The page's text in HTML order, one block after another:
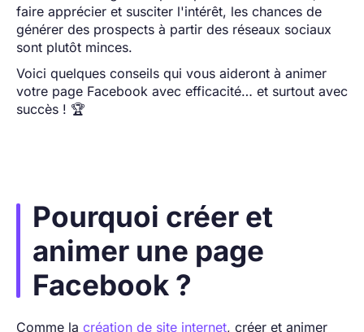
faire apprécier et susciter l'intérêt, les chances de
générer des prospects à partir des réseaux sociaux
sont plutôt minces.
Voici quelques conseils qui vous aideront à animer
votre page Facebook avec efficacité… et surtout avec
succès ! 🏆
Pourquoi créer et
animer une page
Facebook ?
Comme la création de site internet, créer et animer